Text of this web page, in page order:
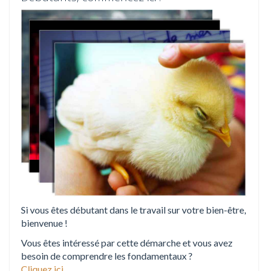
Si vous êtes débutant dans le travail sur votre bien-être,
bienvenue !
Vous êtes intéressé par cette démarche et vous avez
besoin de comprendre les fondamentaux ?
Cliquez ici